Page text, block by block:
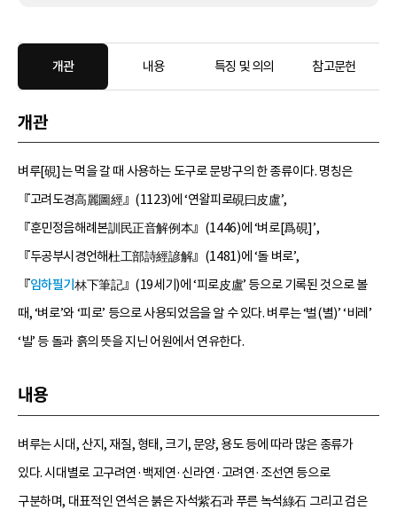
개관 내용 특징 및 의의 참고문헌
개관
벼루[硯]는 먹을 갈 때 사용하는 도구로 문방구의 한 종류이다. 명칭은
『고려도경高麗圖經』(1123)에 ‘연왈피로硯曰皮盧’,
『훈민정음해례본訓民正音解例本』(1446)에 ‘벼로[爲硯]’,
『두공부시경언해杜工部詩經諺解』(1481)에 ‘돌 벼로’,
『임하필기林下筆記』(19세기)에 ‘피로皮盧’ 등으로 기록된 것으로 볼
때, ‘벼로’와 ‘피로’ 등으로 사용되었음을 알 수 있다. 벼루는 ‘벌(별)’ ‘비레’
‘빌’ 등 돌과 흙의 뜻을 지닌 어원에서 연유한다.
내용
벼루는 시대, 산지, 재질, 형태, 크기, 문양, 용도 등에 따라 많은 종류가
있다. 시대별로 고구려연·백제연·신라연·고려연·조선연 등으로
구분하며, 대표적인 연석은 붉은 자석紫石과 푸른 녹석綠石 그리고 검은